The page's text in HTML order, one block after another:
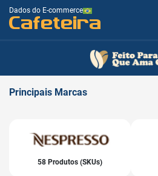
Dados do E-commerce
Cafeteira
Principais Marcas
58 Produtos (SKUs)